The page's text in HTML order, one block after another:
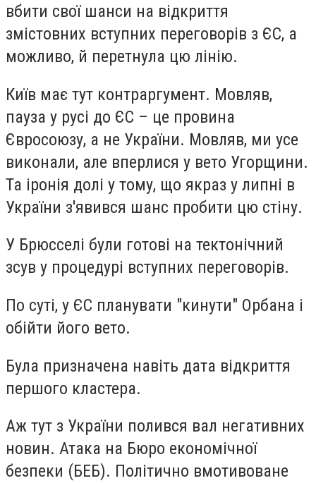
вбити свої шанси на відкриття
змістовних вступних переговорів з ЄС, а
можливо, й перетнула цю лінію.
Київ має тут контраргумент. Мовляв,
пауза у русі до ЄС – це провина
Євросоюзу, а не України. Мовляв, ми усе
виконали, але вперлися у вето Угорщини.
Та іронія долі у тому, що якраз у липні в
України з'явився шанс пробити цю стіну.
У Брюсселі були готові на тектонічний
зсув у процедурі вступних переговорів.
По суті, у ЄС планувати "кинути" Орбана і
обійти його вето.
Була призначена навіть дата відкриття
першого кластера.
Аж тут з України полився вал негативних
новин. Атака на Бюро економічної
безпеки (БЕБ). Політично вмотивоване